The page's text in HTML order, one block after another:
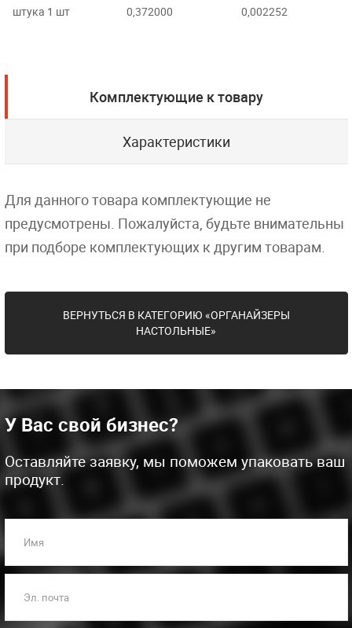
штука 1 шт 0,372000 0,002252
Комплектующие к товару
Характеристики
Для данного товара комплектующие не
предусмотрены. Пожалуйста, будьте внимательны
при подборе комплектующих к другим товарам.
ВЕРНУТЬСЯ В КАТЕГОРИЮ «ОРГАНАЙЗЕРЫ
НАСТОЛЬНЫЕ»
У Вас свой бизнес?
Оставляйте заявку, мы поможем упаковать ваш
продукт.
Имя
Эл. почта